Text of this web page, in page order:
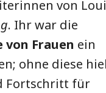
von
. Ihr war die
von Frauen ein
ohne diese
Fortschritt für